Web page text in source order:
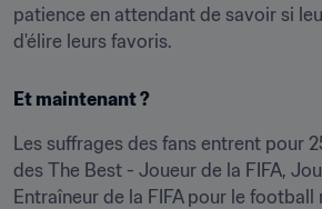
patience en attendant de savoir si
d'élire leurs favoris.
Et maintenant ?
Les suffrages des fans entrent pour
des The Best - Joueur de la FIFA,
Entraîneur de la FIFA pour le football